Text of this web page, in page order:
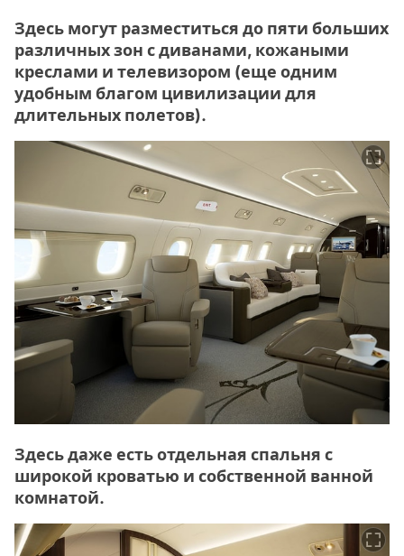
Здесь могут разместиться до пяти больших
различных зон с диванами, кожаными
креслами и телевизором (еще одним
удобным благом цивилизации для
длительных полетов).
Здесь даже есть отдельная спальня с
широкой кроватью и собственной ванной
комнатой.